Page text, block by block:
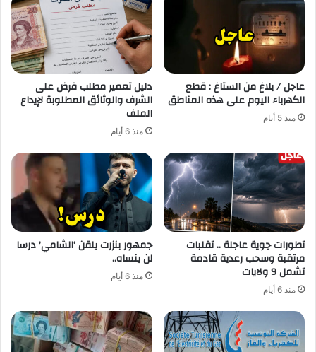
عاجل / بلاغ من الستاغ : قطع
الكهرباء اليوم على هذه المناطق
منذ 5 أيام
دليل تعمير مطلب قرض على
الشرف والوثائق المطلوبة لإيداع
الملف
منذ 6 أيام
تطورات جوية عاجلة .. تقلبات
مرتقبة وسحب رعدية قادمة
تشمل 9 ولايات
منذ 6 أيام
جمهور بنزرت يلقن ‘الشامي’ درسا
لن ينساه..
منذ 6 أيام